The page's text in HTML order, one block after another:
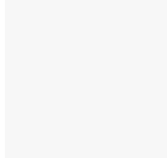
Стоимость консультации по
Данная услуга заключается в
документам для банка, проверке
организации интервью, и при
С 1 апреля 2023 г. в Гонконге
за регистрацию деятельности
размере US$277. Начиная со
годах, расходы на продление
в год (с учётом
регистрацию деятельности;